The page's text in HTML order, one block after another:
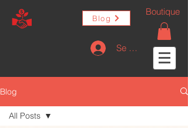
Blog
Se connecter
Boutique
Blog
All Posts